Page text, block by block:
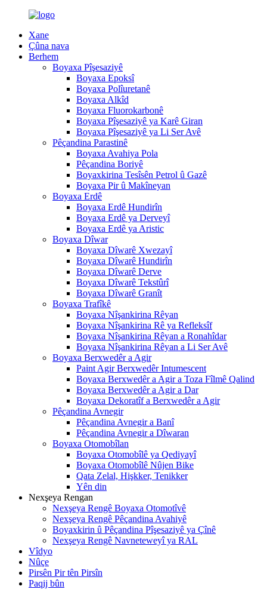
Xane
Çûna nava
Berhem
Boyaxa Pîşesaziyê
Boyaxa Epoksî
Boyaxa Polîuretanê
Boyaxa Alkîd
Boyaxa Fluorokarbonê
Boyaxa Pîşesaziyê ya Karê Giran
Boyaxa Pîşesaziyê ya Li Ser Avê
Pêçandina Parastinê
Boyaxa Avahiya Pola
Pêçandina Boriyê
Boyaxkirina Tesîsên Petrol û Gazê
Boyaxa Pir û Makîneyan
Boyaxa Erdê
Boyaxa Erdê Hundirîn
Boyaxa Erdê ya Derveyî
Boyaxa Erdê ya Aristic
Boyaxa Dîwar
Boyaxa Dîwarê Xwezayî
Boyaxa Dîwarê Hundirîn
Boyaxa Dîwarê Derve
Boyaxa Dîwarê Tekstûrî
Boyaxa Dîwarê Granît
Boyaxa Trafîkê
Boyaxa Nîşankirina Rêyan
Boyaxa Nîşankirina Rê ya Refleksîf
Boyaxa Nîşankirina Rêyan a Ronahîdar
Boyaxa Nîşankirina Rêyan a Li Ser Avê
Boyaxa Berxwedêr a Agir
Paint Agir Berxwedêr Intumescent
Boyaxa Berxwedêr a Agir a Toza Fîlmê Qalind
Boyaxa Berxwedêr a Agir a Dar
Boyaxa Dekoratîf a Berxwedêr a Agir
Pêçandina Avnegir
Pêçandina Avnegir a Banî
Pêçandina Avnegir a Dîwaran
Boyaxa Otomobîlan
Boyaxa Otomobîlê ya Qediyayî
Boyaxa Otomobîlê Nûjen Bike
Qata Zelal, Hişkker, Tenikker
Yên din
Nexşeya Rengan
Nexşeya Rengê Boyaxa Otomotîvê
Nexşeya Rengê Pêçandina Avahiyê
Boyaxkirin û Pêçandina Pîşesaziyê ya Çînê
Nexşeya Rengê Navneteweyî ya RAL
Vîdyo
Nûçe
Pirsên Pir tên Pirsîn
Paqij bûn